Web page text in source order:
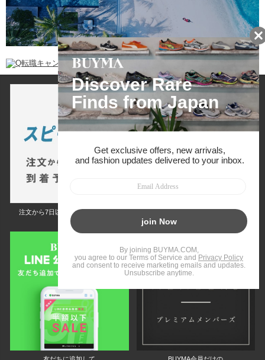
注文から7日以内に到着予定の商品
キャンペーン開催中